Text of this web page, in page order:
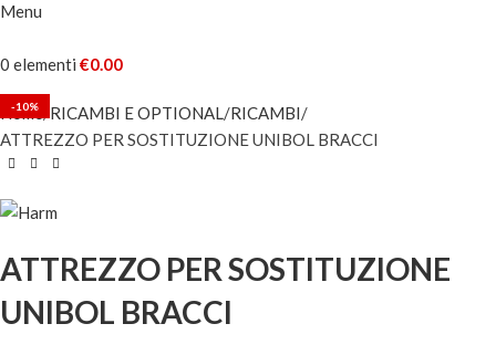
Menu
0 elementi €0.00
-10%
Home RICAMBI E OPTIONAL RICAMBI
ATTREZZO PER SOSTITUZIONE UNIBOL BRACCI
ATTREZZO PER SOSTITUZIONE
UNIBOL BRACCI